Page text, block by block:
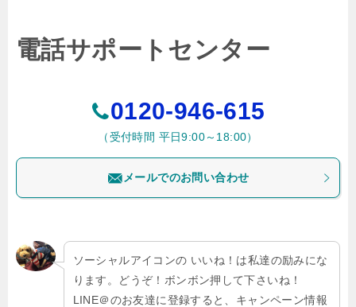
電話サポートセンター
0120-946-615
（受付時間 平日9:00～18:00）
メールでのお問い合わせ
ソーシャルアイコンの いいね！は私達の励みにな
ります。どうぞ！ボンボン押して下さいね！
LINE＠のお友達に登録すると、キャンペーン情報